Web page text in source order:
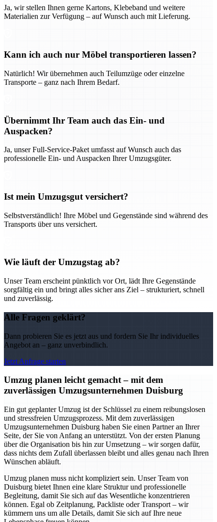
Ja, wir stellen Ihnen gerne Kartons, Klebeband und weitere
Materialien zur Verfügung – auf Wunsch auch mit Lieferung.
Kann ich auch nur Möbel transportieren lassen?
Natürlich! Wir übernehmen auch Teilumzüge oder einzelne
Transporte – ganz nach Ihrem Bedarf.
Übernimmt Ihr Team auch das Ein- und
Auspacken?
Ja, unser Full-Service-Paket umfasst auf Wunsch auch das
professionelle Ein- und Auspacken Ihrer Umzugsgüter.
Ist mein Umzugsgut versichert?
Selbstverständlich! Ihre Möbel und Gegenstände sind während des
Transports über uns versichert.
Wie läuft der Umzugstag ab?
Unser Team erscheint pünktlich vor Ort, lädt Ihre Gegenstände
sorgfältig ein und bringt alles sicher ans Ziel – strukturiert, schnell
und zuverlässig.
Alle Fragen geklärt?
Dann probieren Sie es jetzt aus und fordern Sie Ihr individuelles
Angebot an – ganz unverbindlich.
Jetzt Anfrage starten
Umzug planen leicht gemacht – mit dem
zuverlässigen Umzugsunternehmen Duisburg
Ein gut geplanter Umzug ist der Schlüssel zu einem reibungslosen
und stressfreien Umzugsprozess. Mit dem zuverlässigen
Umzugsunternehmen Duisburg haben Sie einen Partner an Ihrer
Seite, der Sie von Anfang an unterstützt. Von der ersten Planung
über die Organisation bis hin zur Umsetzung – wir sorgen dafür,
dass nichts dem Zufall überlassen bleibt und alles genau nach Ihren
Wünschen abläuft.
Umzug planen muss nicht kompliziert sein. Unser Team von
Duisburg bietet Ihnen eine klare Struktur und professionelle
Begleitung, damit Sie sich auf das Wesentliche konzentrieren
können. Egal ob Zeitplanung, Packliste oder Transport – wir
kümmern uns um alle Details, damit Sie sich auf Ihre neue